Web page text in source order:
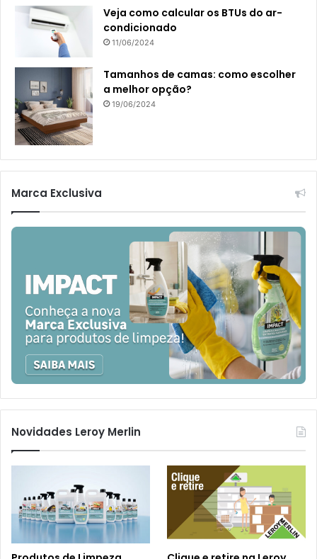
Veja como calcular os BTUs do ar-
condicionado
11/06/2024
Tamanhos de camas: como escolher
a melhor opção?
19/06/2024
Marca Exclusiva
Novidades Leroy Merlin